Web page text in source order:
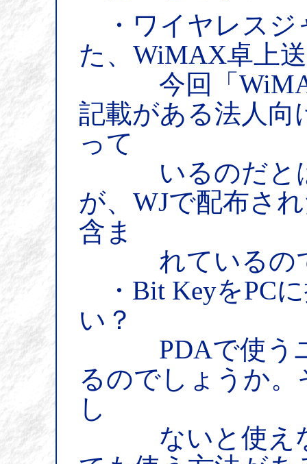
・ワイヤレスジ
た、WiMAX卓上
今回「WiMAX
記載がある法人
って
いるのだとは
が、WJで配布さ
含ま
れているの
・Bit KeyをPC
い？
PDAで使うユ
るのでしょうか
し
ないと使えな